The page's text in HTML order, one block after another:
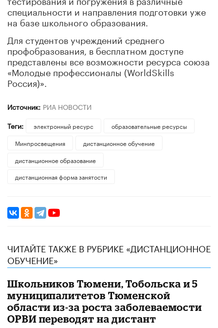
специальности и направления подготовки уже
на базе школьного образования.
Для студентов учреждений среднего
профобразования, в бесплатном доступе
представлены все возможности ресурса союза
«Молодые профессионалы (WorldSkills
Россия)».
Источник: РИА НОВОСТИ
Теги:
электронный ресурс
образовательные ресурсы
Минпросвещения
дистанционное обучение
дистанционное образование
дистанционная форма занятости
ЧИТАЙТЕ ТАКЖЕ В РУБРИКЕ «ДИСТАНЦИОННОЕ
ОБУЧЕНИЕ»
Школьников Тюмени, Тобольска и 5
муниципалитетов Тюменской
области из-за роста заболеваемости
ОРВИ переводят на дистант